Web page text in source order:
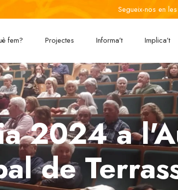
Segueix-nos en
fem? Projectes Informa’t Implica’t
2024 a
de